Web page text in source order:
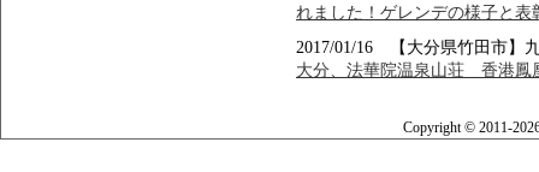
れました！ゲレンデの様子と
2017/01/16 【大分県竹田市】
大分、法華院温泉山荘 香港鳳
Copyright © 2011-